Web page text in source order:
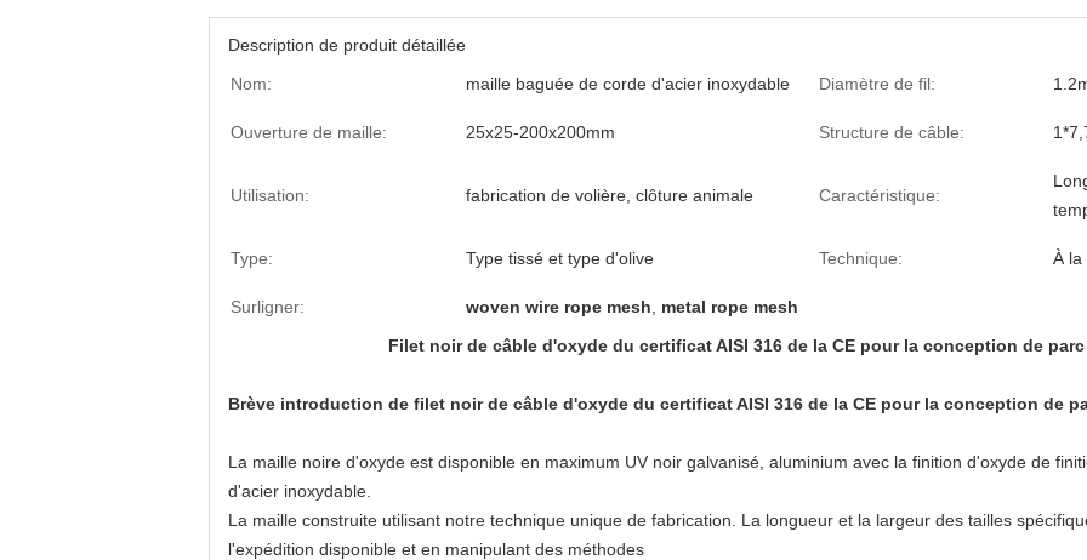
Description de produit détaillée
Nom:
maille baguée de corde d'acier inoxydable Diamètre de fil:
Ouverture de maille: 25x25-200x200mm Structure de câble:
Utilisation: fabrication de volière, clôture animale Caractéristique:
Type: Type tissé et type d'olive Technique: À la
Surligner: woven wire rope mesh
metal rope mesh
Filet noir de câble d'oxyde du certificat AISI 316 de la CE pour la conception de
Brève introduction de filet noir de câble d'oxyde du certificat AISI 316 de la CE pour la conception de
La maille noire d'oxyde est disponible en maximum UV noir galvanisé, aluminium avec la finition d'oxyde de
d'acier inoxydable.
La maille construite utilisant notre technique unique de fabrication. La longueur et la largeur des tailles
l'expédition disponible et en manipulant des méthodes